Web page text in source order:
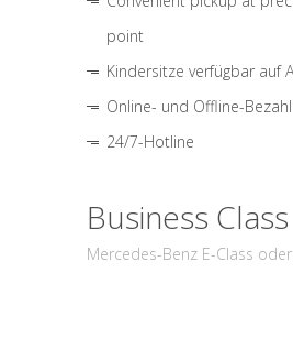
point
Kindersitze verfügbar auf
Online- und Offline-
24/7-Hotline
Business Class
Mercedes-Benz E-Class